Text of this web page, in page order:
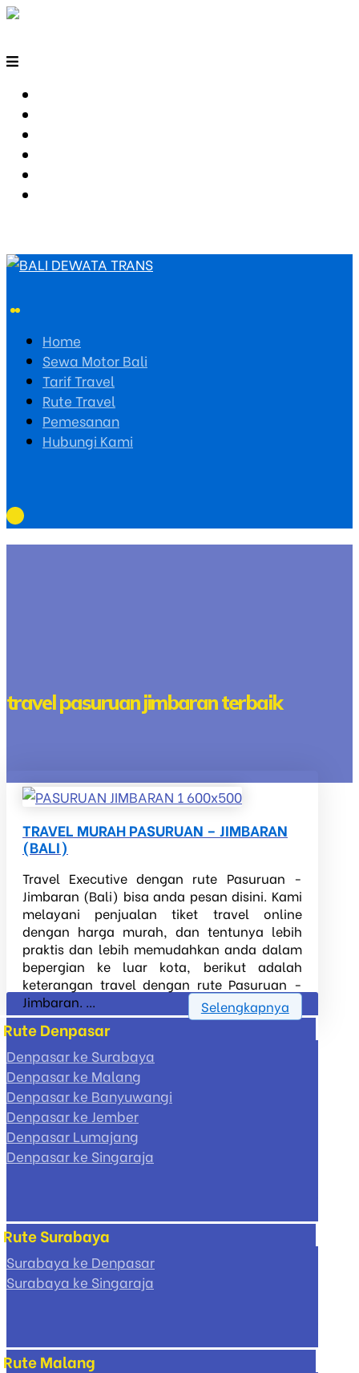
Home
Sewa Motor Bali
Tarif Travel
Rute Travel
Pemesanan
Hubungi Kami
travel pasuruan jimbaran terbaik
TRAVEL MURAH PASURUAN – JIMBARAN
(BALI)
Travel Executive dengan rute Pasuruan -
Jimbaran (Bali) bisa anda pesan disini. Kami
melayani penjualan tiket travel online
dengan harga murah, dan tentunya lebih
praktis dan lebih memudahkan anda dalam
bepergian ke luar kota, berikut adalah
keterangan travel dengan rute Pasuruan -
Jimbaran. ...
Selengkapnya
Rute Denpasar
Denpasar ke Surabaya
Denpasar ke Malang
Denpasar ke Banyuwangi
Denpasar ke Jember
Denpasar Lumajang
Denpasar ke Singaraja
Rute Surabaya
Surabaya ke Denpasar
Surabaya ke Singaraja
Rute Malang